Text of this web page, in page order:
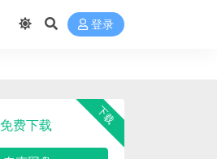
登录
下载
免费下载